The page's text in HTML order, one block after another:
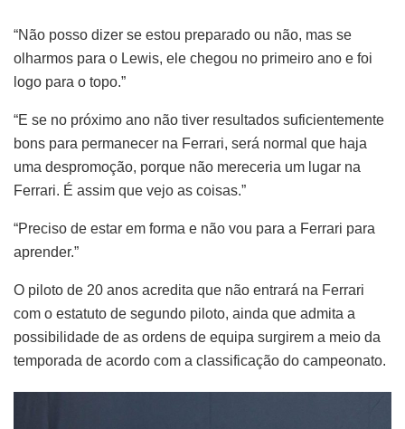
“Não posso dizer se estou preparado ou não, mas se
olharmos para o Lewis, ele chegou no primeiro ano e foi
logo para o topo.”
“E se no próximo ano não tiver resultados suficientemente
bons para permanecer na Ferrari, será normal que haja
uma despromoção, porque não mereceria um lugar na
Ferrari. É assim que vejo as coisas.”
“Preciso de estar em forma e não vou para a Ferrari para
aprender.”
O piloto de 20 anos acredita que não entrará na Ferrari
com o estatuto de segundo piloto, ainda que admita a
possibilidade de as ordens de equipa surgirem a meio da
temporada de acordo com a classificação do campeonato.